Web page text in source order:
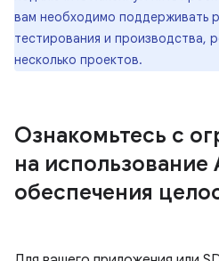
вам необходимо поддерживать
тестирования и производства,
несколько проектов.
Ознакомьтесь с
на использование
обеспечения